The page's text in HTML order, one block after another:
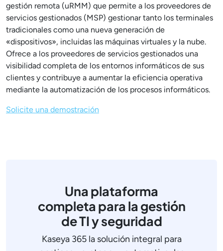
gestión remota (uRMM) que permite a los proveedores de
servicios gestionados (MSP) gestionar tanto los terminales
tradicionales como una nueva generación de
«dispositivos», incluidas las máquinas virtuales y la nube.
Ofrece a los proveedores de servicios gestionados una
visibilidad completa de los entornos informáticos de sus
clientes y contribuye a aumentar la eficiencia operativa
mediante la automatización de los procesos informáticos.
Solicite una demostración
Una plataforma
completa para la gestión
de TI y seguridad
Kaseya 365 la solución integral para